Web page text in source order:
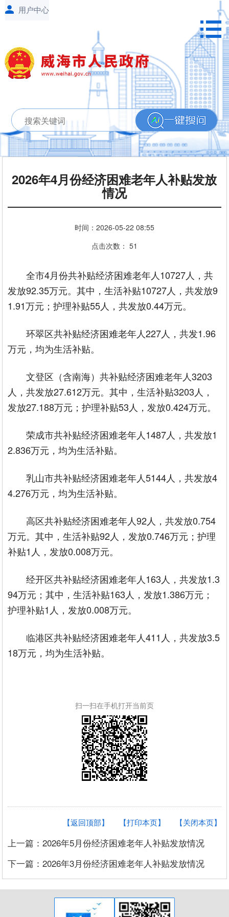
2026年4月份经济困难老年人补贴发放
情况
时间： 2026-05-22 08:55
点击次数： 51
全市4月份共补贴经济困难老年人10727人，共
发放92.35万元。其中，生活补贴10727人，共发放9
1.91万元；护理补贴55人，共发放0.44万元。
环翠区共补贴经济困难老年人227人，共发1.96
万元，均为生活补贴。
文登区（含南海）共补贴经济困难老年人3203
人，共发放27.612万元。其中，生活补贴3203人，
发放27.188万元；护理补贴53人，发放0.424万元。
荣成市共补贴经济困难老年人1487人，共发放1
2.836万元，均为生活补贴。
乳山市共补贴经济困难老年人5144人，共发放4
4.276万元，均为生活补贴。
高区共补贴经济困难老年人92人，共发放0.754
万元。其中，生活补贴92人，发放0.746万元；护理
补贴1人，发放0.008万元。
经开区共补贴经济困难老年人163人，共发放1.3
94万元；其中，生活补贴163人，发放1.386万元；
护理补贴1人，发放0.008万元。
临港区共补贴经济困难老年人411人，共发放3.5
18万元，均为生活补贴。
扫一扫在手机打开当前页
【关闭本页】
【打印本页】
【返回顶部】
上一篇：2026年5月份经济困难老年人补贴发放情况
下一篇：2026年3月份经济困难老年人补贴发放情况